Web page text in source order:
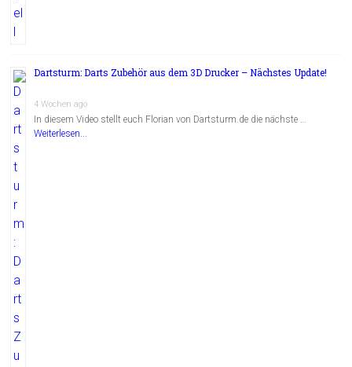
Dartsturm: Darts Zubehör aus dem 3D Drucker – Nächstes Update!
4 Wochen ago
In diesem Video stellt euch Florian von Dartsturm.de die nächste …
Weiterlesen...